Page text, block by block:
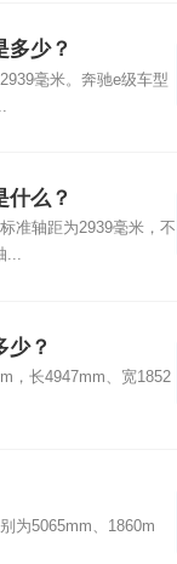
多少？
毫米。奔驰e级车型
什么？
准轴距为2939毫米，不
...
少？
，长4947mm、宽1852
为5065mm、1860m